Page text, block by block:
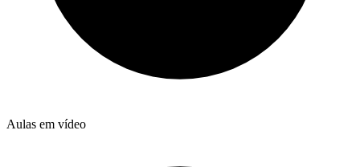
Aulas em vídeo